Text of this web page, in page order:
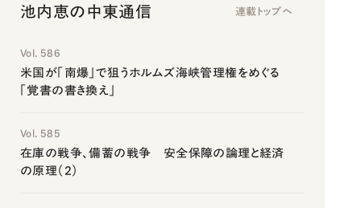
池内恵の中東通信 連載トップへ
Vol. 586
米国が「南爆」で狙うホルムズ海峡管理権をめぐる
「覚書の書き換え」
Vol. 585
在庫の戦争、備蓄の戦争 安全保障の論理と経済
の原理（2）